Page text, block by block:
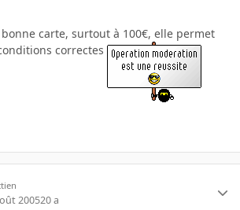
bonne carte, surtout à 100€, elle permet
correctes
200520 a